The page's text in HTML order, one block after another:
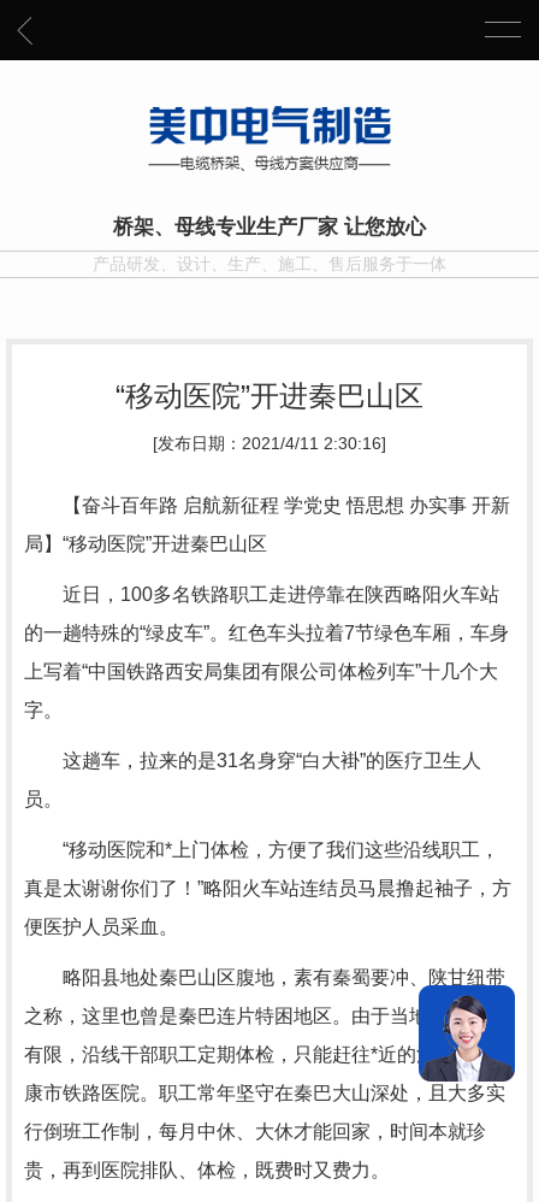
桥架、母线专业生产厂家 让您放心
产品研发、设计、生产、施工、售后服务于一体
“移动医院”开进秦巴山区
[发布日期：2021/4/11 2:30:16]
【奋斗百年路 启航新征程 学党史 悟思想 办实事 开新
局】“移动医院”开进秦巴山区
近日，100多名铁路职工走进停靠在陕西略阳火车站
的一趟特殊的“绿皮车”。红色车头拉着7节绿色车厢，车身
上写着“中国铁路西安局集团有限公司体检列车”十几个大
字。
这趟车，拉来的是31名身穿“白大褂”的医疗卫生人
员。
“移动医院和*上门体检，方便了我们这些沿线职工，
真是太谢谢你们了！”略阳火车站连结员马晨撸起袖子，方
便医护人员采血。
略阳县地处秦巴山区腹地，素有秦蜀要冲、陕甘纽带
之称，这里也曾是秦巴连片特困地区。由于当地医疗条件
有限，沿线干部职工定期体检，只能赶往*近的汉中市、安
康市铁路医院。职工常年坚守在秦巴大山深处，且大多实
行倒班工作制，每月中休、大休才能回家，时间本就珍
贵，再到医院排队、体检，既费时又费力。